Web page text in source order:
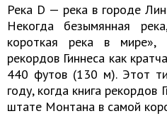
Река D — река в городе
Некогда безымянная
короткая река в мире»,
рекордов Гиннеса как
440 футов (130 м). Этот
году, когда книга рекордов
штате Монтана в самой